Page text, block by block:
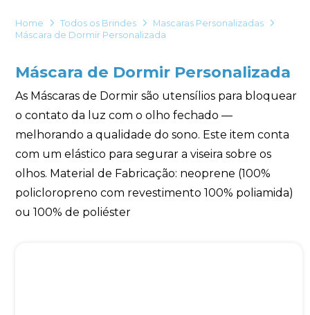
Home Todos os Brindes
Mascaras Personalizadas
Máscara de Dormir Personalizada
Máscara de Dormir Personalizada
As Máscaras de Dormir são utensílios para bloquear
o contato da luz com o olho fechado —
melhorando a qualidade do sono. Este item conta
com um elástico para segurar a viseira sobre os
olhos. Material de Fabricação: neoprene (100%
policloropreno com revestimento 100% poliamida)
ou 100% de poliéster
de marketing. Você pode alterar suas preferências a
qualquer momento.
Iniciar conversa